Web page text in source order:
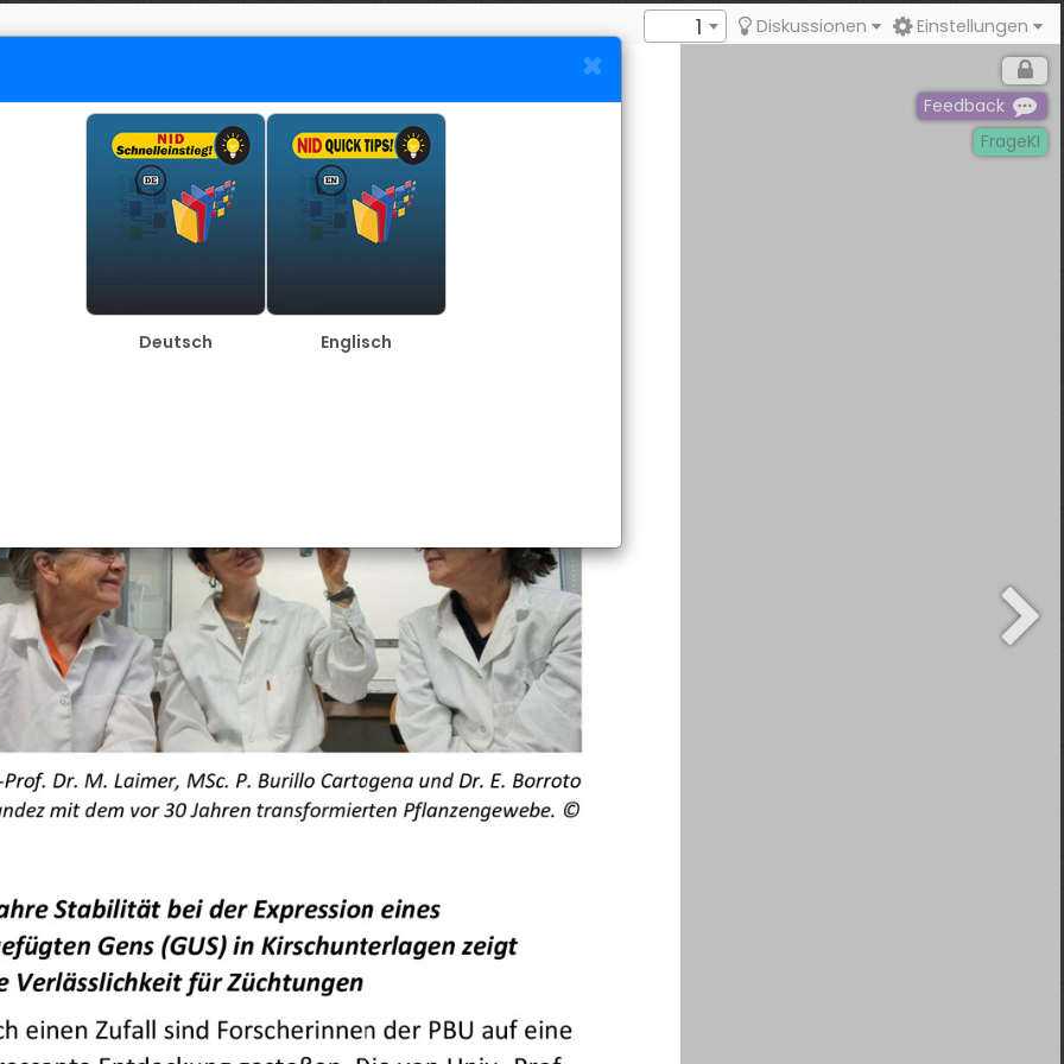
+
Objekt hinzufügen
1 Diskussionen Einstellungen
Feedback
FrageKI